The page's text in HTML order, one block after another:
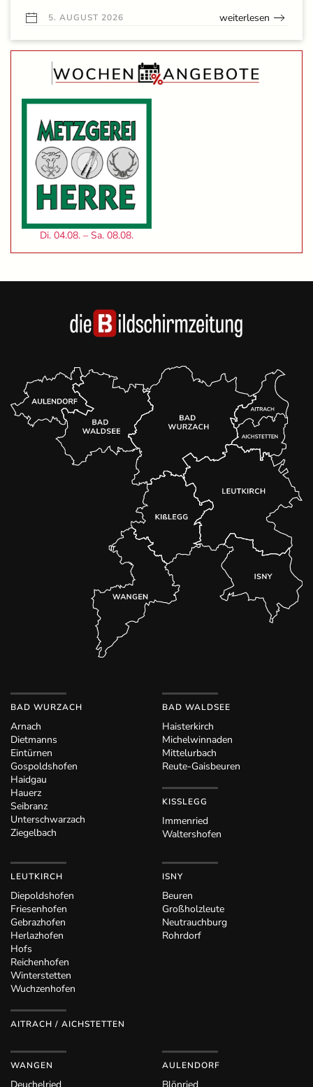
5. AUGUST 2026 weiterlesen
Di. 04.08. – Sa. 08.08.
BAD WURZACH
Arnach
Dietmanns
Eintürnen
Gospoldshofen
Haidgau
Hauerz
Seibranz
Unterschwarzach
Ziegelbach
BAD WALDSEE
Haisterkirch
Michelwinnaden
Mittelurbach
Reute-Gaisbeuren
KISSLEGG
Immenried
Waltershofen
LEUTKIRCH
Diepoldshofen
Friesenhofen
Gebrazhofen
Herlazhofen
Hofs
Reichenhofen
Winterstetten
Wuchzenhofen
AITRACH / AICHSTETTEN
ISNY
Beuren
Großholzleute
Neutrauchburg
Rohrdorf
WANGEN AULENDORF